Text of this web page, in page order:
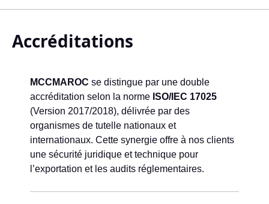
Accréditations
MCCMAROC se distingue par une double
accréditation selon la norme ISO/IEC 17025
(Version 2017/2018), délivrée par des
organismes de tutelle nationaux et
internationaux. Cette synergie offre à nos clients
une sécurité juridique et technique pour
l’exportation et les audits réglementaires.